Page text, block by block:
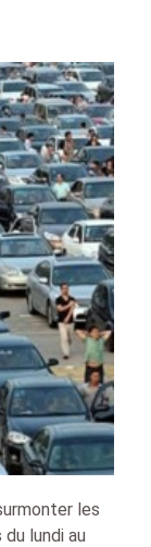
les
lundi au